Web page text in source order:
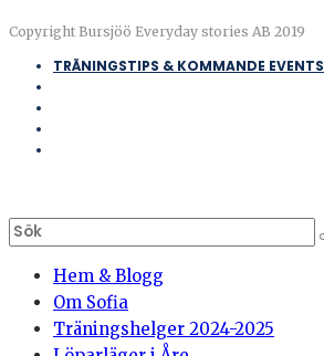
Copyright Bursjöö Everyday stories AB 2019
TRÄNINGSTIPS & KOMMANDE EVENTS
Hem & Blogg
Om Sofia
Träningshelger 2024-2025